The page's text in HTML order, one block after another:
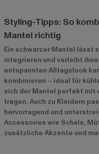
Styling-Tipps: So
Mantel richtig
Ein schwarzer Mantel lässt
integrieren und verleiht
entspannten Alltagslook
kombinieren – ideal für
sich der Mantel perfekt mit
tragen. Auch zu Kleidern
hervorragend und
Accessoires wie Schals,
zusätzliche Akzente und